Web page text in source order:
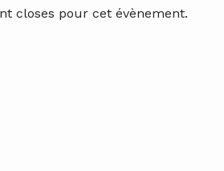
closes pour cet évènement.